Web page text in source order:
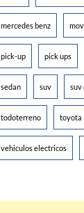
mercedes benz
pick-up pick ups
sedan suv suv
todoterreno toyota
vehiculos electricos